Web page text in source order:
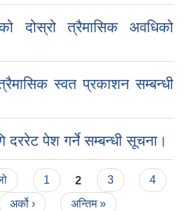
दोस्रो त्रैमासिक अवधिको
स्वत प्रकाशन सम्बन्धी
दररेट पेश गर्ने सम्बन्धी सूचना।
1 2 3
4
अर्को › अन्तिम »